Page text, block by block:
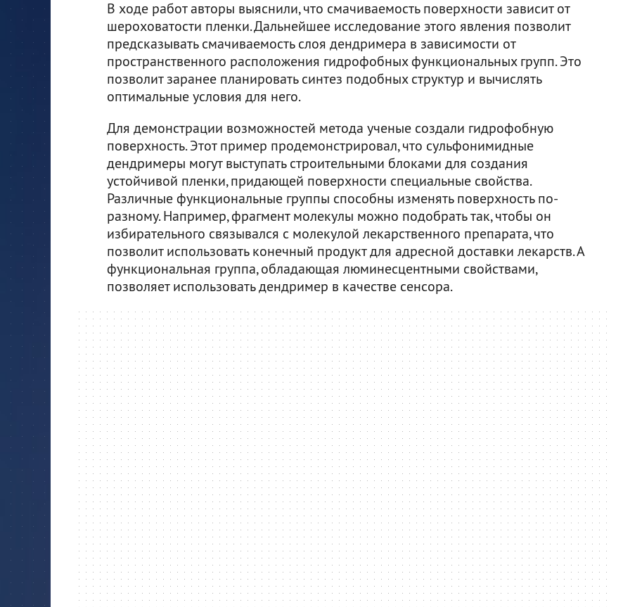
В ходе работ авторы выяснили, что смачиваемость поверхности зависит от
шероховатости пленки. Дальнейшее исследование этого явления позволит
предсказывать смачиваемость слоя дендримера в зависимости от
пространственного расположения гидрофобных функциональных групп. Это
позволит заранее планировать синтез подобных структур и вычислять
оптимальные условия для него.
Для демонстрации возможностей метода ученые создали гидрофобную
поверхность. Этот пример продемонстрировал, что сульфонимидные
дендримеры могут выступать строительными блоками для создания
устойчивой пленки, придающей поверхности специальные свойства.
Различные функциональные группы способны изменять поверхность по-
разному. Например, фрагмент молекулы можно подобрать так, чтобы он
избирательного связывался с молекулой лекарственного препарата, что
позволит использовать конечный продукт для адресной доставки лекарств. А
функциональная группа, обладающая люминесцентными свойствами,
позволяет использовать дендример в качестве сенсора.